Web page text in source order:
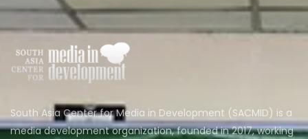
South Asia Center for Media in Development (SACMID) is a
media development organization, founded in 2017, working